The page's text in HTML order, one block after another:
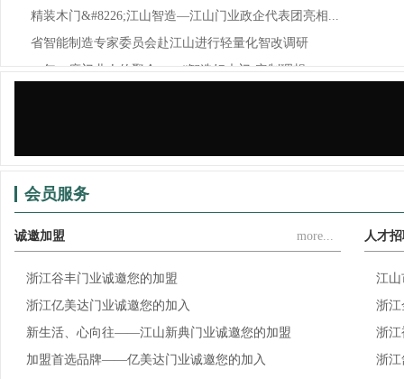
精装木门&#8226;江山智造—江山门业政企代表团亮相...
省智能制造专家委员会赴江山进行轻量化智改调研
一年一度门业人的聚会——“智造好木门·定制理想...
会员服务
诚邀加盟 more...
浙江谷丰门业诚邀您的加盟
浙江亿美达门业诚邀您的加入
新生活、心向往——江山新典门业诚邀您的加盟
加盟首选品牌——亿美达门业诚邀您的加入
人才
江山
浙江
浙江
浙江